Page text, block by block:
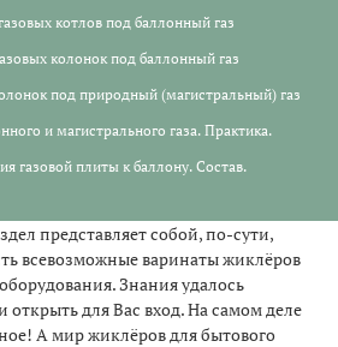
котлов под баллонный газ
колонок под баллонный газ
под природный (магистральный) газ
и магистрального газа. Практика.
газовой плиты к баллону. Состав.
представляет собой, по-сути,
всевозможные варинаты жиклёров
Знания удалось
открыть для Вас вход. На самом деле
А мир жиклёров для бытового